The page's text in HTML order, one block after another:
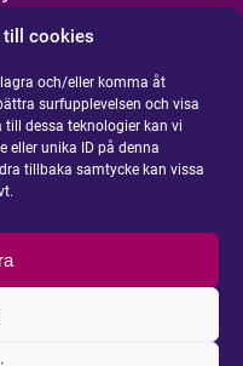
till cookies
och/eller komma åt
surfupplevelsen och visa
dessa teknologier kan vi
eller unika ID på denna
tillbaka samtycke kan vissa